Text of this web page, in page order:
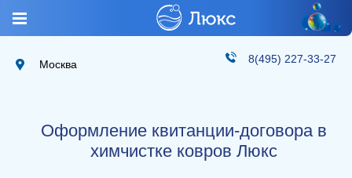
Москва 8(495) 227-33-27
Оформление квитанции-договора в
химчистке ковров Люкс